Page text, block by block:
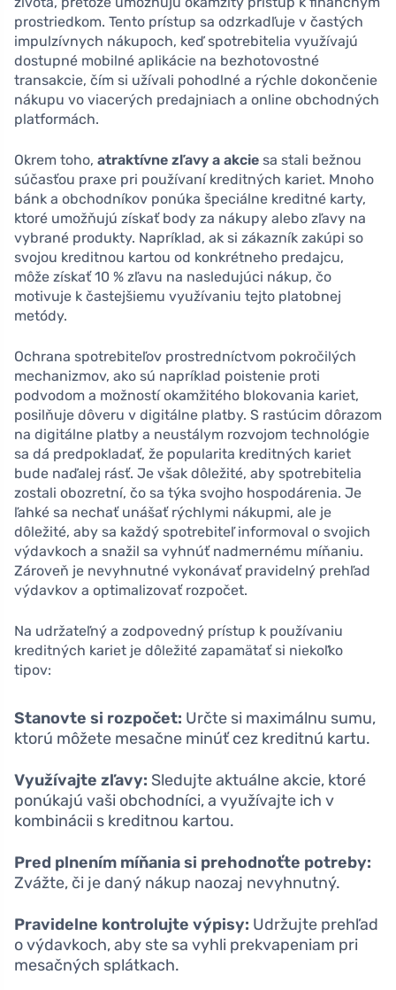
prostriedkom. Tento prístup sa odzrkadľuje v častých
impulzívnych nákupoch, keď spotrebitelia využívajú
dostupné mobilné aplikácie na bezhotovostné
transakcie, čím si užívali pohodlné a rýchle dokončenie
nákupu vo viacerých predajniach a online obchodných
platformách.
Okrem toho, atraktívne zľavy a akcie sa stali bežnou
súčasťou praxe pri používaní kreditných kariet. Mnoho
bánk a obchodníkov ponúka špeciálne kreditné karty,
ktoré umožňujú získať body za nákupy alebo zľavy na
vybrané produkty. Napríklad, ak si zákazník zakúpi so
svojou kreditnou kartou od konkrétneho predajcu,
môže získať 10 % zľavu na nasledujúci nákup, čo
motivuje k častejšiemu využívaniu tejto platobnej
metódy.
Ochrana spotrebiteľov prostredníctvom pokročilých
mechanizmov, ako sú napríklad poistenie proti
podvodom a možností okamžitého blokovania kariet,
posilňuje dôveru v digitálne platby. S rastúcim dôrazom
na digitálne platby a neustálym rozvojom technológie
sa dá predpokladať, že popularita kreditných kariet
bude naďalej rásť. Je však dôležité, aby spotrebitelia
zostali obozretní, čo sa týka svojho hospodárenia. Je
ľahké sa nechať unášať rýchlymi nákupmi, ale je
dôležité, aby sa každý spotrebiteľ informoval o svojich
výdavkoch a snažil sa vyhnúť nadmernému míňaniu.
Zároveň je nevyhnutné vykonávať pravidelný prehľad
výdavkov a optimalizovať rozpočet.
Na udržateľný a zodpovedný prístup k používaniu
kreditných kariet je dôležité zapamätať si niekoľko
tipov:
Stanovte si rozpočet: Určte si maximálnu sumu,
ktorú môžete mesačne minúť cez kreditnú kartu.
Využívajte zľavy: Sledujte aktuálne akcie, ktoré
ponúkajú vaši obchodníci, a využívajte ich v
kombinácii s kreditnou kartou.
Pred plnením míňania si prehodnoťte potreby:
Zvážte, či je daný nákup naozaj nevyhnutný.
Pravidelne kontrolujte výpisy: Udržujte prehľad
o výdavkoch, aby ste sa vyhli prekvapeniam pri
mesačných splátkach.